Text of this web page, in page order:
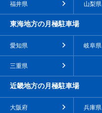
福井県 山梨県
東海地方の月極駐車場
愛知県 岐阜県
三重県
近畿地方の月極駐車場
大阪府 兵庫県